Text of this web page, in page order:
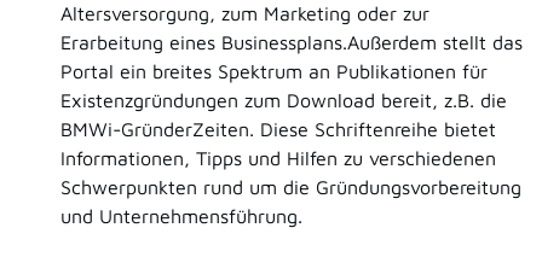
Altersversorgung, zum Marketing oder zur
Erarbeitung eines Businessplans.Außerdem stellt das
Portal ein breites Spektrum an Publikationen für
Existenzgründungen zum Download bereit, z.B. die
BMWi-GründerZeiten. Diese Schriftenreihe bietet
Informationen, Tipps und Hilfen zu verschiedenen
Schwerpunkten rund um die Gründungsvorbereitung
und Unternehmensführung.